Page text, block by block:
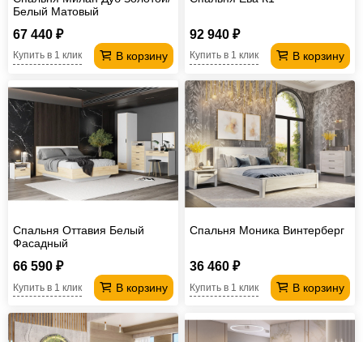
Белый Матовый
67 440 ₽
В корзину
Купить в 1 клик
92 940 ₽
В корзину
Купить в 1 клик
Спальня Оттавия Белый
Фасадный
66 590 ₽
В корзину
Купить в 1 клик
Спальня Моника Винтерберг
36 460 ₽
В корзину
Купить в 1 клик